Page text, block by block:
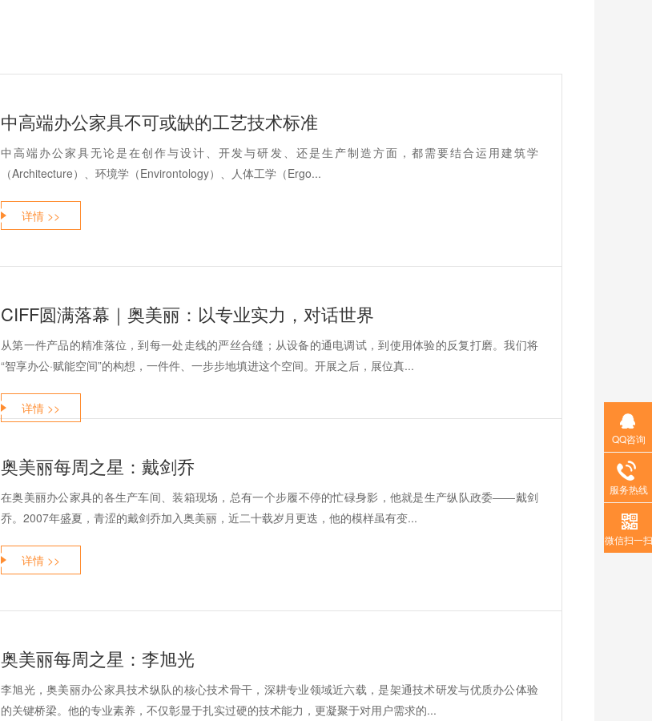
中高端办公家具不可或缺的工艺技术标准
中高端办公家具无论是在创作与设计、开发与研发、还是生产制造方面，都需要结合运用建筑学
（Architecture）、环境学（Environtology）、人体工学（Ergo...
详情 >>
CIFF圆满落幕｜奥美丽：以专业实力，对话世界
从第一件产品的精准落位，到每一处走线的严丝合缝；从设备的通电调试，到使用体验的反复打磨。我们将
“智享办公·赋能空间”的构想，一件件、一步步地填进这个空间。开展之后，展位真...
详情 >>
奥美丽每周之星：戴剑乔
在奥美丽办公家具的各生产车间、装箱现场，总有一个步履不停的忙碌身影，他就是生产纵队政委——戴剑
乔。2007年盛夏，青涩的戴剑乔加入奥美丽，近二十载岁月更迭，他的模样虽有变...
详情 >>
奥美丽每周之星：李旭光
李旭光，奥美丽办公家具技术纵队的核心技术骨干，深耕专业领域近六载，是架通技术研发与优质办公体验
的关键桥梁。他的专业素养，不仅彰显于扎实过硬的技术能力，更凝聚于对用户需求的...
QQ咨询
服务热线
微信扫一扫